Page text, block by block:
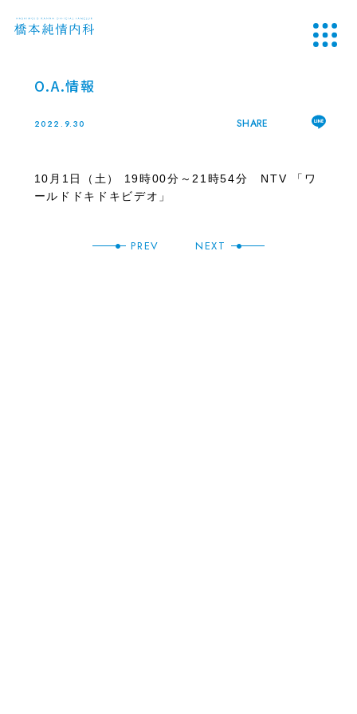
O.A.情報
2022.9.30 SHARE
10月1日（土） 19時00分～21時54分 NTV 「ワ
ールドドキドキビデオ」
PREV NEXT